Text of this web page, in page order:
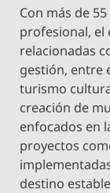
Con más de
profesional,
relacionadas
gestión, entre
turismo
creación de
enfocados en
proyectos
destino